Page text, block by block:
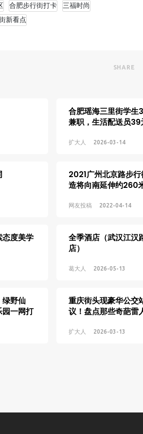
合肥步行街打卡 三福时尚
新看点
SHARE
合肥瑶海三里街学生
兼职，生活配送员
扩大人 2026-03-14
2021广州北京路步
造将向南延伸约260
网友投稿 2022-04-14
度美学
全季酒店（武汉江汉
店）
葛大人 2026-05-13
绿野仙
一网打
重庆街头现豪华公交
议！盘点那些奇葩雷
扩大人 2026-03-13